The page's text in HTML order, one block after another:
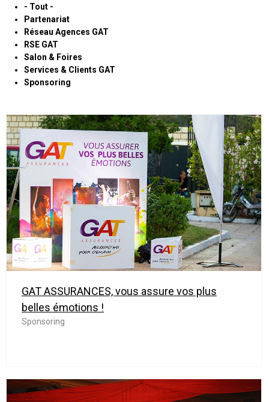
- Tout -
Partenariat
Réseau Agences GAT
RSE GAT
Salon & Foires
Services & Clients GAT
Sponsoring
GAT ASSURANCES, vous assure vos plus
belles émotions !
Sponsoring